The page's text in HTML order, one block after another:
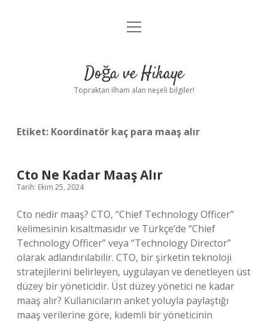
Anasayfa
Yasal Uyarı
menüyü
Doğa ve Hikaye
Topraktan ilham alan neşeli bilgiler!
Etiket: Koordinatör kaç para maaş alır
Cto Ne Kadar Maaş Alır
Tarih: Ekim 25, 2024
Cto nedir maaş? CTO, “Chief Technology Officer”
kelimesinin kısaltmasıdır ve Türkçe’de “Chief
Technology Officer” veya “Technology Director”
olarak adlandırılabilir. CTO, bir şirketin teknoloji
stratejilerini belirleyen, uygulayan ve denetleyen üst
düzey bir yöneticidir. Üst düzey yönetici ne kadar
maaş alır? Kullanıcıların anket yoluyla paylaştığı
maaş verilerine göre, kıdemli bir yöneticinin